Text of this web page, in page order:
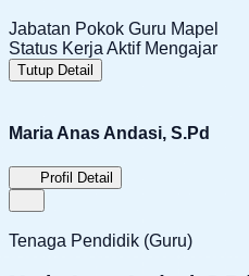
Jabatan Pokok Guru Mapel
Status Kerja Aktif Mengajar
Tutup Detail
Maria Anas Andasi, S.Pd
Profil Detail
Tenaga Pendidik (Guru)